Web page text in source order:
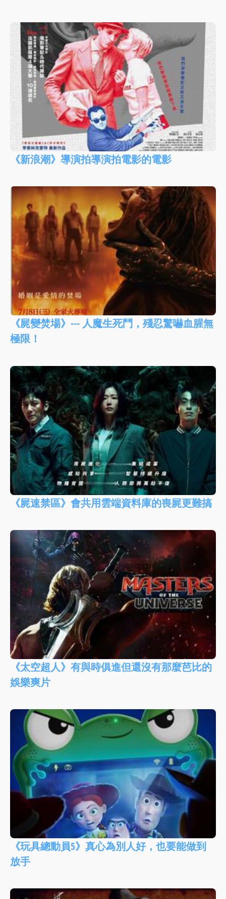
《新浪潮》導演拍導演拍電影的電影
《屍變焚場》--- 人魔生死鬥，殘忍驚嚇血腥無
極限！
《屍速禁區》會共用雲端資料庫的喪屍更難搞
《太空超人》有與時俱進但還沒有那麼芭比的
娛樂爽片
《玩具總動員5》真心為別人好，也要能做到
放手